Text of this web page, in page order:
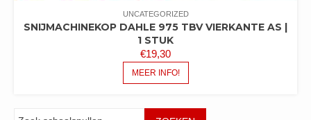
UNCATEGORIZED
SNIJMACHINEKOP DAHLE 975 TBV VIERKANTE AS |
1 STUK
€19,30
MEER INFO!